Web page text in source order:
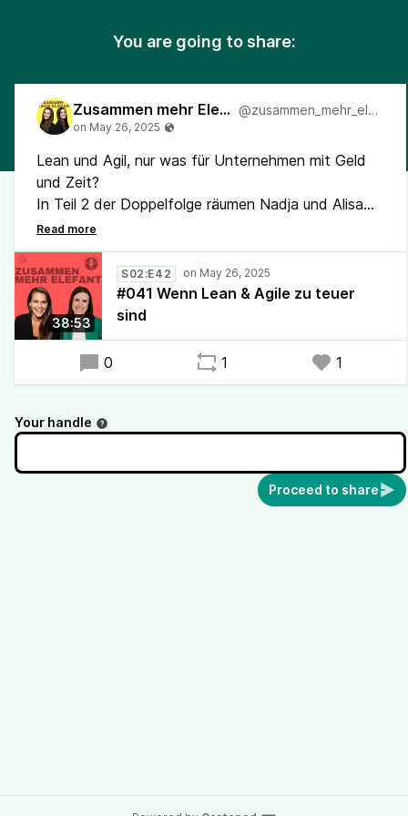
You are going to share:
Zusammen mehr Elefant @zusammen_mehr_elefant
Lean und Agil, nur was für Unternehmen mit Geld
und Zeit?
In Teil 2 der Doppelfolge räumen Nadja und Alisa
mit typischen Denkfehlern auf, die eure
Transformation torpedieren können. Zwischen „uns
geht’s zu gut“ und „dafür fehlt uns das Budget“
liegt oft nur ein gedanklicher Trugschluss.
👉 Welche Ausrede hält euch (noch) zurück?
#Lean #Agile #Kaizen #Scrum
38:53
S02:E42
#041 Wenn Lean & Agile zu teuer
sind
0 1 1
Your handle
Proceed to share